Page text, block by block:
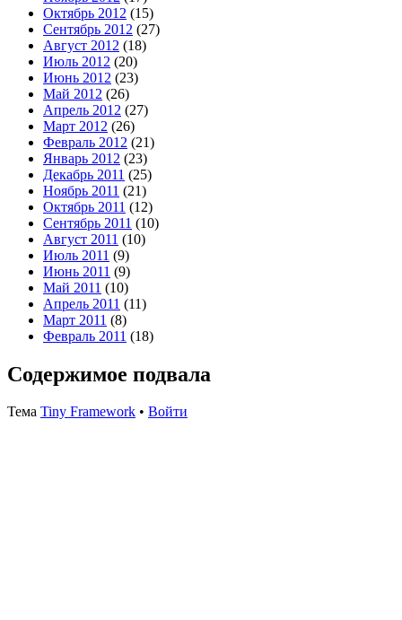
Октябрь 2012 (15)
Сентябрь 2012 (27)
Август 2012 (18)
Июль 2012 (20)
Июнь 2012 (23)
Май 2012 (26)
Апрель 2012 (27)
Март 2012 (26)
Февраль 2012 (21)
Январь 2012 (23)
Декабрь 2011 (25)
Ноябрь 2011 (21)
Октябрь 2011 (12)
Сентябрь 2011 (10)
Август 2011 (10)
Июль 2011 (9)
Июнь 2011 (9)
Май 2011 (10)
Апрель 2011 (11)
Март 2011 (8)
Февраль 2011 (18)
Содержимое подвала
Тема Tiny Framework • Войти